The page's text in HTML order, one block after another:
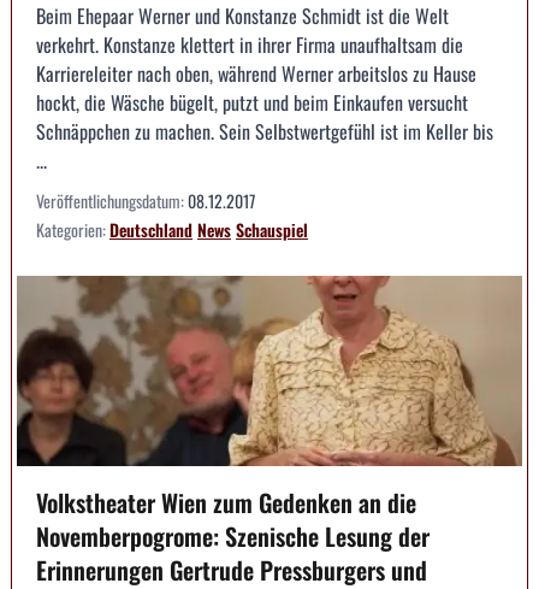
Beim Ehepaar Werner und Konstanze Schmidt ist die Welt
verkehrt. Konstanze klettert in ihrer Firma unaufhaltsam die
Karriereleiter nach oben, während Werner arbeitslos zu Hause
hockt, die Wäsche bügelt, putzt und beim Einkaufen versucht
Schnäppchen zu machen. Sein Selbstwertgefühl ist im Keller bis
...
Veröffentlichungsdatum:08.12.2017
Kategorien:DeutschlandNewsSchauspiel
Volkstheater Wien zum Gedenken an die
Novemberpogrome: Szenische Lesung der
Erinnerungen Gertrude Pressburgers und